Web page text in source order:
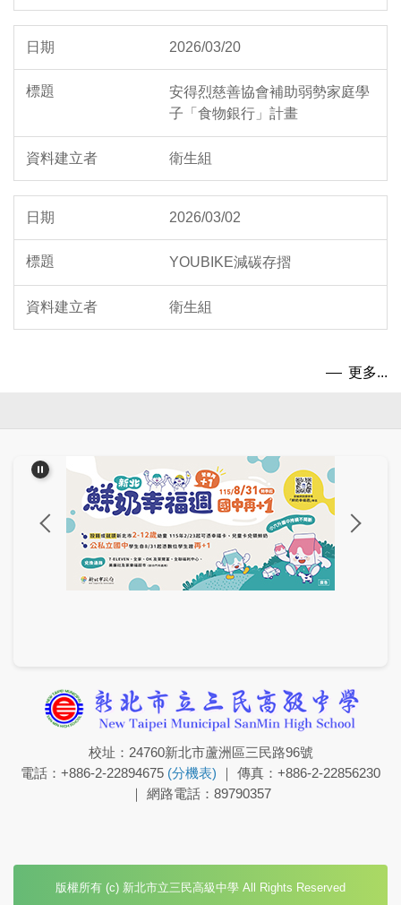
2026/03/20
安得烈慈善協會補助弱勢家庭學
子「食物銀行」計畫
衛生組
2026/03/02
YOUBIKE減碳存摺
衛生組
更多...
校址：24760新北市蘆洲區三民路96號
電話：+886-2-22894675 (分機表) ｜ 傳真：+886-2-22856230
｜ 網路電話：89790357
版權所有 (c) 新北市立三民高級中學 All Rights Reserved